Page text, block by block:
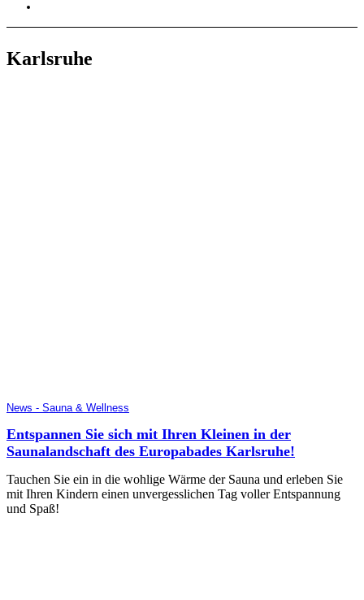
Karlsruhe
News - Sauna & Wellness
Entspannen Sie sich mit Ihren Kleinen in der
Saunalandschaft des Europabades Karlsruhe!
Tauchen Sie ein in die wohlige Wärme der Sauna und erleben Sie
mit Ihren Kindern einen unvergesslichen Tag voller Entspannung
und Spaß!